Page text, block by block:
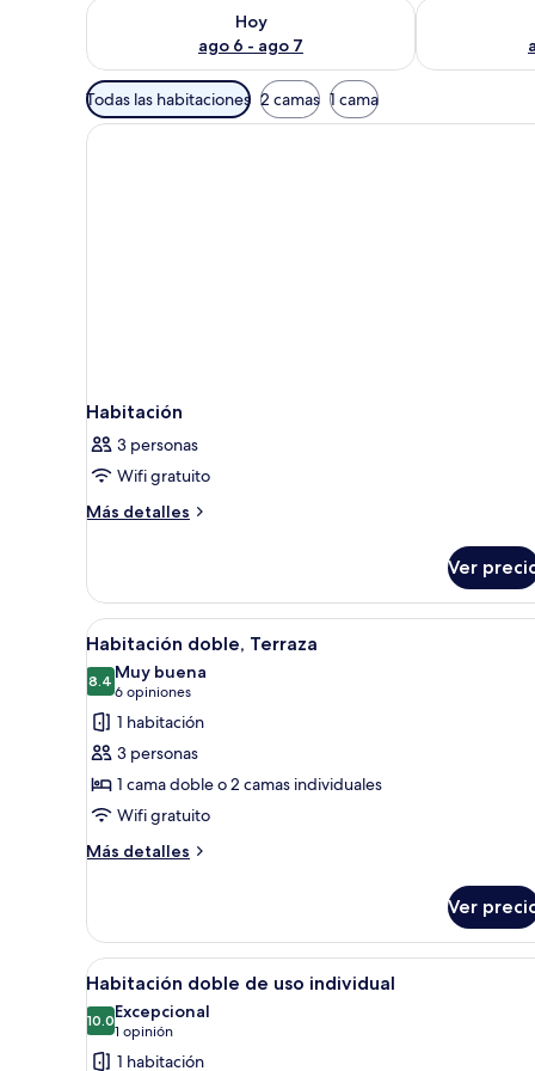
Hoy
ago 6 - ago 7
Consulta la disponibilidad para hoy ago 6 - ago 7
Consulta la
Filtros
disponibles
para
Todas las habitaciones 2 camas 1 cama
Habitación
3 personas
Wifi gratuito
Más detalles
Más
Ver
Abrir
todas
las
fotos
de
Habitación
doble,
Terraza
Una habitación de hotel con
7
Habitación doble, Terraza
8.48.4 de 10
Muy buena
6 opiniones
(6
opiniones)
1 habitación
3 personas
1 cama doble o 2 camas individuales
Wifi gratuito
Más detalles
Más
doble,
Terraza
Ver
Abrir
todas
las
fotos
Habitación de hotel con
17
Habitación doble de uso individual
10.010.0 de 10
Excepcional
1 opinión
(1
opinión)
1 habitación